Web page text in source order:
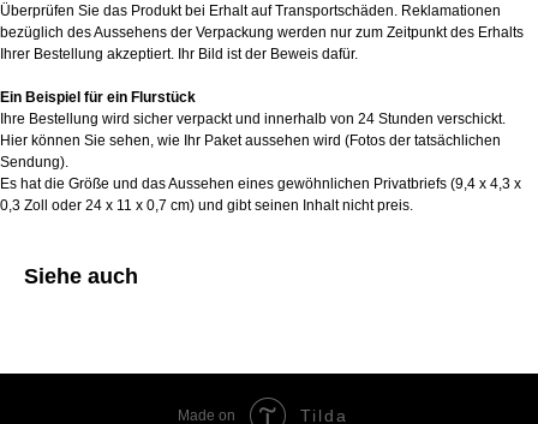
Überprüfen Sie das Produkt bei Erhalt auf Transportschäden. Reklamationen
bezüglich des Aussehens der Verpackung werden nur zum Zeitpunkt des Erhalts
Ihrer Bestellung akzeptiert. Ihr Bild ist der Beweis dafür.
Ein Beispiel für ein Flurstück
Ihre Bestellung wird sicher verpackt und innerhalb von 24 Stunden verschickt.
Hier können Sie sehen, wie Ihr Paket aussehen wird (Fotos der tatsächlichen
Sendung).
Es hat die Größe und das Aussehen eines gewöhnlichen Privatbriefs (9,4 x 4,3 x
0,3 Zoll oder 24 x 11 x 0,7 cm) und gibt seinen Inhalt nicht preis.
Siehe auch
Made on Tilda